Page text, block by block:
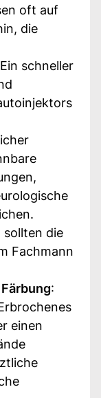
oft auf
die
schneller
sollten die
Fachmann
:
einen